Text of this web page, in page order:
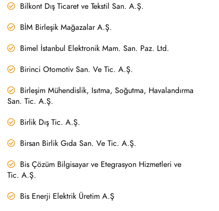
Bilkont Dış Ticaret ve Tekstil San. A.Ş.
BİM Birleşik Mağazalar A.Ş.
Bimel İstanbul Elektronik Mam. San. Paz. Ltd.
Birinci Otomotiv San. Ve Tic. A.Ş.
Birleşim Mühendislik, Isıtma, Soğutma, Havalandırma
San. Tic. A.Ş.
Birlik Dış Tic. A.Ş.
Birsan Birlik Gıda San. Ve Tic. A.Ş.
Bis Çözüm Bilgisayar ve Etegrasyon Hizmetleri ve
Tic. A.Ş.
Bis Enerji Elektrik Üretim A.Ş